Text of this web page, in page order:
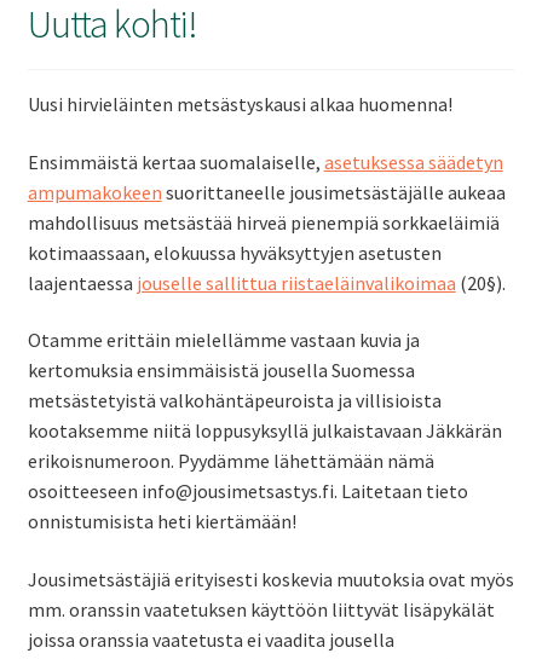
Uutta kohti!
Uusi hirvieläinten metsästyskausi alkaa huomenna!
Ensimmäistä kertaa suomalaiselle, asetuksessa säädetyn
ampumakokeen suorittaneelle jousimetsästäjälle aukeaa
mahdollisuus metsästää hirveä pienempiä sorkkaeläimiä
kotimaassaan, elokuussa hyväksyttyjen asetusten
laajentaessa jouselle sallittua riistaeläinvalikoimaa (20§).
Otamme erittäin mielellämme vastaan kuvia ja
kertomuksia ensimmäisistä jousella Suomessa
metsästetyistä valkohäntäpeuroista ja villisioista
kootaksemme niitä loppusyksyllä julkaistavaan Jäkkärän
erikoisnumeroon. Pyydämme lähettämään nämä
osoitteeseen info@jousimetsastys.fi. Laitetaan tieto
onnistumisista heti kiertämään!
Jousimetsästäjiä erityisesti koskevia muutoksia ovat myös
mm. oranssin vaatetuksen käyttöön liittyvät lisäpykälät
joissa oranssia vaatetusta ei vaadita jousella